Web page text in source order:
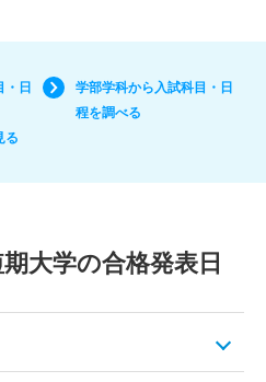
・日
学部学科から入試科目・日
程を調べる
る
大学の合格発表日